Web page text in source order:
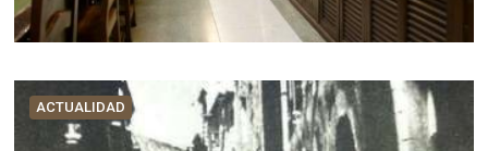
ACTUALIDAD